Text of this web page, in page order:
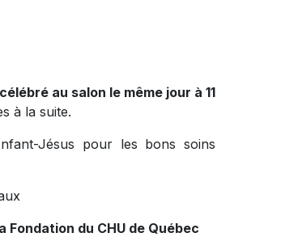
au salon le même jour à 11
à la suite.
Jésus pour les bons soins
du CHU de Québec